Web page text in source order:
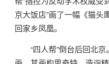
京大饭店”画了一幅《猫头
回家乡凤凰。
“四人帮”倒台后回北